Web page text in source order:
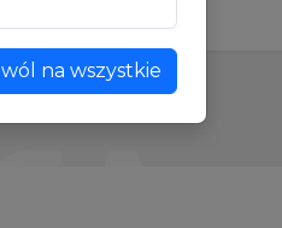
na wszystkie